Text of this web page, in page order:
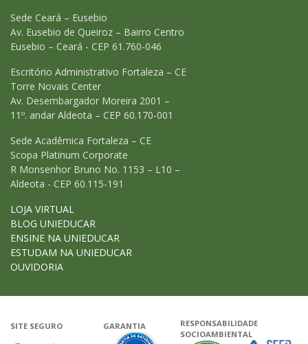
Sede Ceará – Eusebio
Av. Eusebio de Queiroz – Bairro Centro
Eusebio – Ceará - CEP 61.760-046
Escritório Administrativo Fortaleza – CE
Torre Novais Center
Av. Desembargador Moreira 2001 –
11º. andar Aldeota – CEP 60.170-001
Sede Acadêmica Fortaleza – CE
Scopa Platinum Corporate
R Monsenhor Bruno No. 1153 – L10 –
Aldeota - CEP 60.115-191
LOJA VIRTUAL
BLOG UNIEDUCAR
ENSINE NA UNIEDUCAR
ESTUDAM NA UNIEDUCAR
OUVIDORIA
SITE SEGURO
Google - Status do site no
GARANTIA
Garantia de satisfação
RESPONSABILIDADE
SOCIOAMBIENTAL